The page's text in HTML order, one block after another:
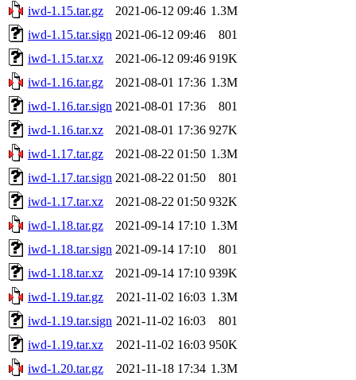
iwd-1.15.tar.gz 2021-06-12 09:46 1.3M
iwd-1.15.tar.sign 2021-06-12 09:46
801
iwd-1.15.tar.xz
2021-06-12 09:46 919K
iwd-1.16.tar.gz
2021-08-01 17:36 1.3M
iwd-1.16.tar.sign 2021-08-01 17:36
801
iwd-1.16.tar.xz
2021-08-01 17:36 927K
iwd-1.17.tar.gz
2021-08-22 01:50 1.3M
iwd-1.17.tar.sign 2021-08-22 01:50
801
iwd-1.17.tar.xz
2021-08-22 01:50 932K
iwd-1.18.tar.gz
2021-09-14 17:10 1.3M
iwd-1.18.tar.sign 2021-09-14 17:10
801
iwd-1.18.tar.xz
2021-09-14 17:10 939K
iwd-1.19.tar.gz
2021-11-02 16:03 1.3M
iwd-1.19.tar.sign 2021-11-02 16:03
801
iwd-1.19.tar.xz
2021-11-02 16:03 950K
iwd-1.20.tar.gz
2021-11-18 17:34 1.3M